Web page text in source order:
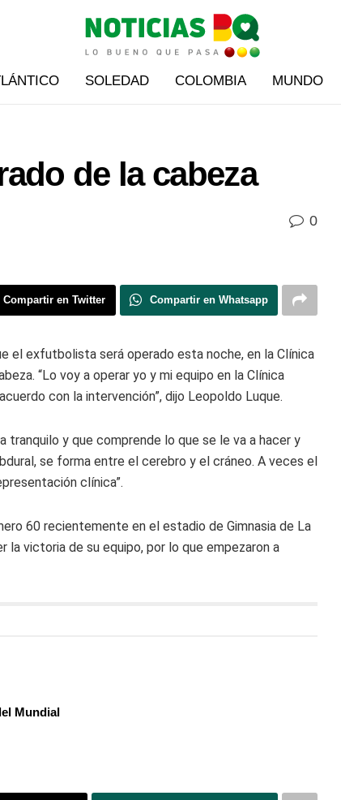
SOLEDAD COLOMBIA MUNDO
de la cabeza
0
Compartir en Twitter Compartir en Whatsapp
el exfutbolista será operado esta noche, en la Clínica
“Lo voy a operar yo y mi equipo en la Clínica
con la intervención”, dijo Leopoldo Luque.
tranquilo y que comprende lo que se le va a hacer y
se forma entre el cerebro y el cráneo. A veces el
clínica”.
60 recientemente en el estadio de Gimnasia de La
la victoria de su equipo, por lo que empezaron a
Mundial